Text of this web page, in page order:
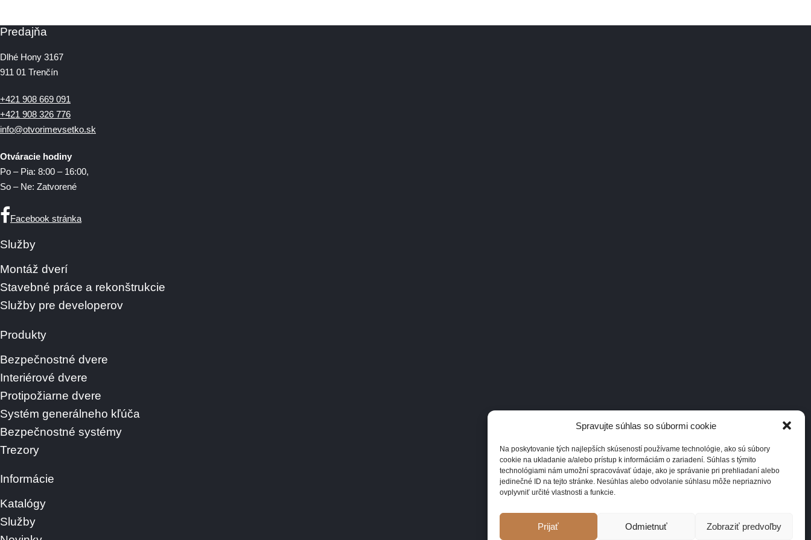
Spravujte súhlas so súbormi cookie
Na poskytovanie tých najlepších skúseností používame technológie, ako sú súbory
cookie na ukladanie a/alebo prístup k informáciám o zariadení. Súhlas s týmito
technológiami nám umožní spracovávať údaje, ako je správanie pri prehliadaní alebo
jedinečné ID na tejto stránke. Nesúhlas alebo odvolanie súhlasu môže nepriaznivo
ovplyvniť určité vlastnosti a funkcie.
Prijať Odmietnuť Zobraziť predvoľby
Predajňa
Dlhé Hony 3167
911 01 Trenčín
+421 908 669 091
+421 908 326 776
info@otvorimevsetko.sk
Otváracie hodiny
Po – Pia: 8:00 – 16:00,
So – Ne: Zatvorené
Facebook stránka
Služby
Montáž dverí
Stavebné práce a rekonštrukcie
Služby pre developerov
Produkty
Bezpečnostné dvere
Interiérové dvere
Protipožiarne dvere
Systém generálneho kľúča
Bezpečnostné systémy
Trezory
Informácie
Katalógy
Služby